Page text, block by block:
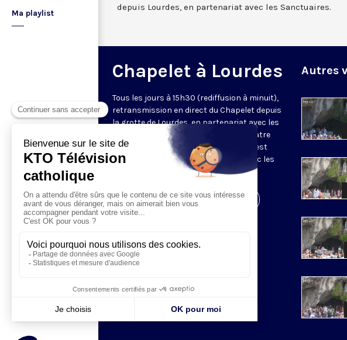
Ma playlist
depuis Lourdes, en partenariat avec les Sanctuaires.
Chapelet à Lourdes
Tous les jours à 15h30 (rediffusion à minuit),
retransmission en direct du Chapelet depuis
la grotte de Lourdes, en partenariat avec les
Sanctuaires. Chaque jour, l'une des quatre
méditations des mystères du Rosaire est
proposée en communion de prière avec les
Visiter la page de l'émission
Autres